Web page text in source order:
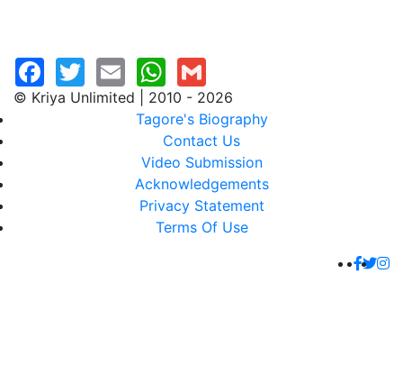
© Kriya Unlimited | 2010 - 2026
Tagore's Biography
Contact Us
Video Submission
Acknowledgements
Privacy Statement
Terms Of Use